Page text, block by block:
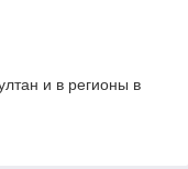
и в регионы в